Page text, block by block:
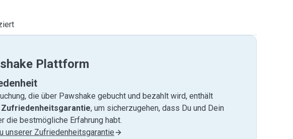
Plattform
die über Pawshake gebucht und bezahlt wird, enthält
Zufriedenheitsgarantie, um sicherzugehen, dass Du und Dein
die bestmögliche Erfahrung habt.
unserer Zufriedenheitsgarantie